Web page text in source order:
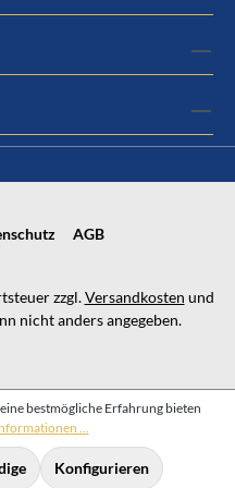
AGB
zzgl.Versandkosten und
nicht anders angegeben.
bestmögliche Erfahrung bieten
...
Konfigurieren